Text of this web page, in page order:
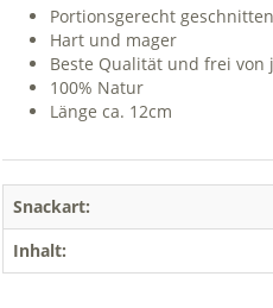
Portionsgerecht geschnitten
Hart und mager
Beste Qualität und frei von
100% Natur
Länge ca. 12cm
Snackart:
Inhalt: